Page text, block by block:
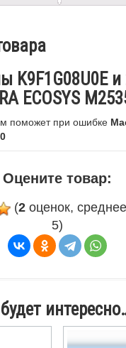
K9F1G08U0E и
ECOSYS
поможет при ошибке
Оцените товар:
(2 оценок,
5)